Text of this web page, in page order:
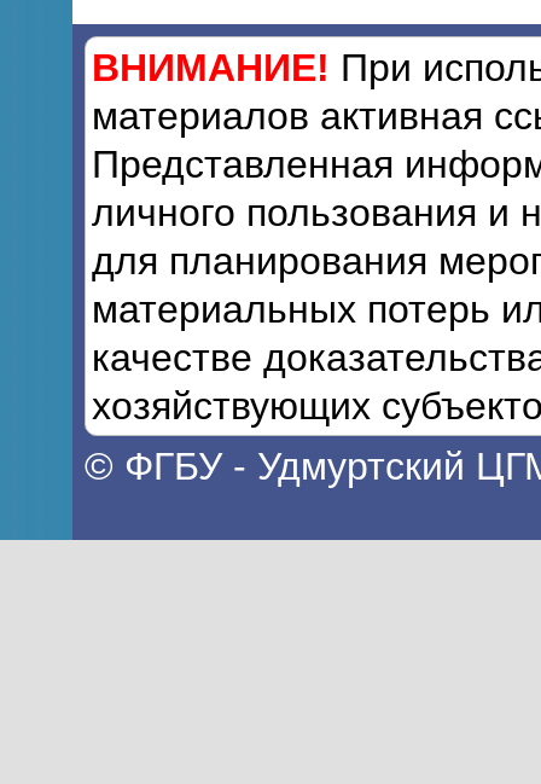
ВНИМАНИЕ! При
материалов активная
Представленная
личного пользования и
для планирования
материальных потерь
качестве
хозяйствующих
© ФГБУ - Удмуртский